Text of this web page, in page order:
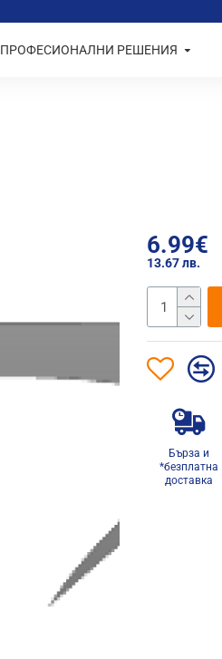
ПРОФЕСИОНАЛНИ РЕШЕНИЯ
6.99€
13.67 лв.
Бърза и
*безплатна
доставка